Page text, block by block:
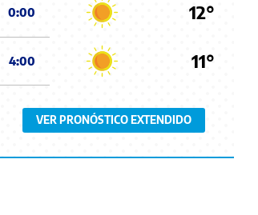
0:00 12°
4:00 11°
VER PRONÓSTICO EXTENDIDO